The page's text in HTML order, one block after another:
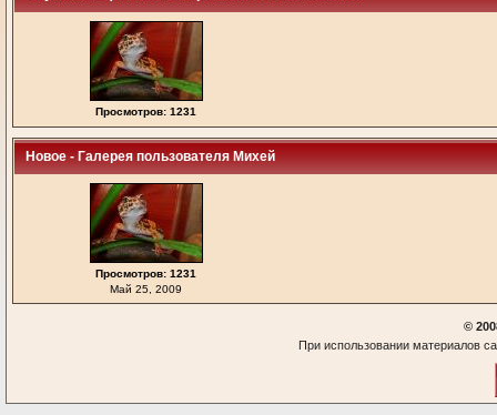
Просмотров: 1231
Новое - Галерея пользователя Михей
Просмотров: 1231
Май 25, 2009
©
При использовании материалов